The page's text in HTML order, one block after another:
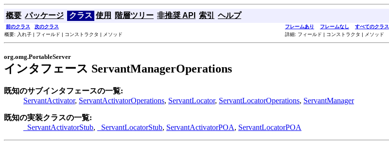
概要 パッケージ クラス 使用 階層ツリー 非推奨 API 索引 ヘルプ
前のクラス 次のクラス フレームあり フレームなし
すべてのクラス
概要: 入れ子 | フィールド | コンストラクタ | メソッド
詳細: フィールド | コンストラクタ | メソッド
org.omg.PortableServer
インタフェース ServantManagerOperations
既知のサブインタフェースの一覧:
ServantActivator, ServantActivatorOperations, ServantLocator, ServantLocatorOperations, ServantManager
既知の実装クラスの一覧:
_ServantActivatorStub, _ServantLocatorStub, ServantActivatorPOA, ServantLocatorPOA